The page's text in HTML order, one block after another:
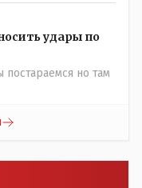
и перевыборов и
и тогда
этот бунтарский
вам знакомо -
, впоследствии -
и Председатель
после и причём
на недостатки
уйти с
удары по
но там